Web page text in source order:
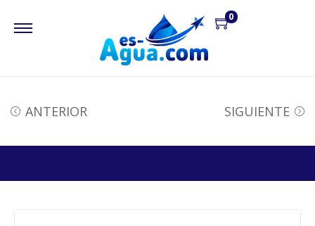
0
ANTERIOR SIGUIENTE